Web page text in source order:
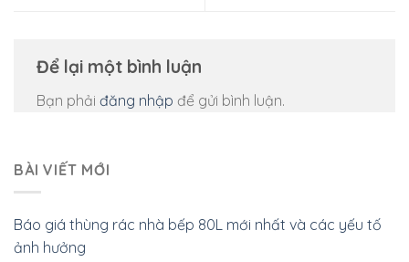
Để lại một bình luận
Bạn phải đăng nhập để gửi bình luận.
BÀI VIẾT MỚI
Báo giá thùng rác nhà bếp 80L mới nhất và các yếu tố
ảnh hưởng